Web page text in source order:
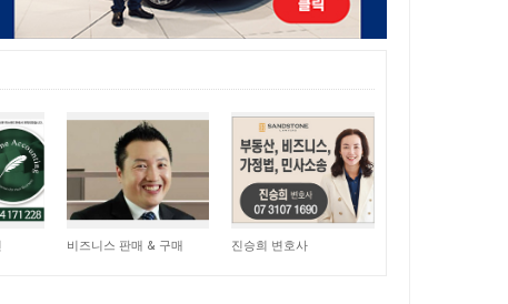
15,051
비즈니스 판매 & 구매 11,056
진승희 변호사